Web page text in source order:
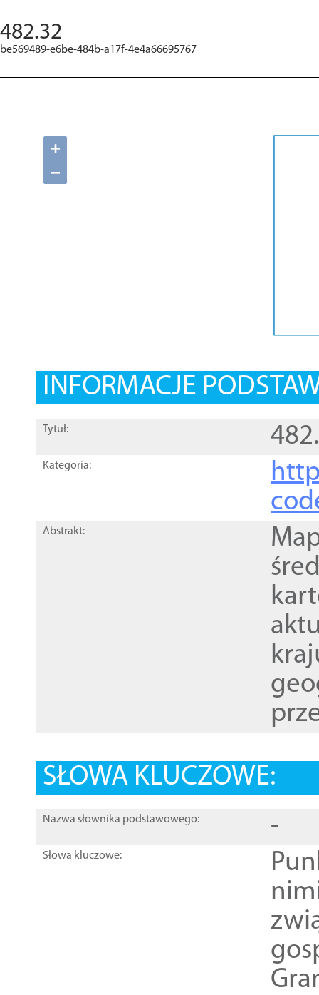
482.32
be569489-e6be-484b-a17f-4e4a66695767
+
−
INFORMACJE
Tytuł:
Kategoria:
Abstrakt:
SŁOWA KLUCZOWE:
Nazwa słownika podstawowego: -
Słowa kluczowe: